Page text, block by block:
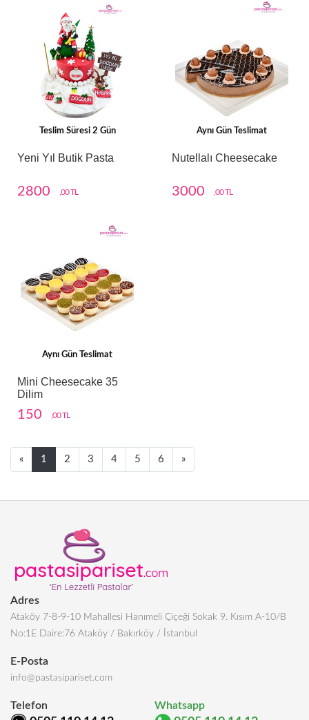
Teslim Süresi 2 Gün
Yeni Yıl Butik Pasta
2800 ,00 TL
Aynı Gün Teslimat
Nutellalı Cheesecake
3000 ,00 TL
Aynı Gün Teslimat
Mini Cheesecake 35
Dilim
150 ,00 TL
«Next1 2 3 4 5 6 »Next
Adres
Ataköy 7-8-9-10 Mahallesi Hanımeli Çiçeği Sokak 9. Kısım A-10/B
No:1E Daire:76 Ataköy / Bakırköy / İstanbul
E-Posta
info@pastasipariset.com
Telefon Whatsapp